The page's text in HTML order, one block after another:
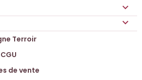


Terroir
de vente